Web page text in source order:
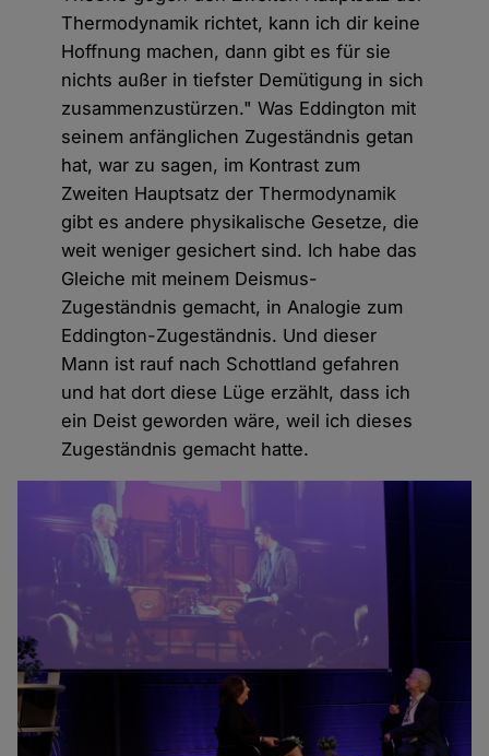
Thermodynamik richtet, kann ich dir keine
Hoffnung machen, dann gibt es für sie
nichts außer in tiefster Demütigung in sich
zusammenzustürzen." Was Eddington mit
seinem anfänglichen Zugeständnis getan
hat, war zu sagen, im Kontrast zum
Zweiten Hauptsatz der Thermodynamik
gibt es andere physikalische Gesetze, die
weit weniger gesichert sind. Ich habe das
Gleiche mit meinem Deismus-
Zugeständnis gemacht, in Analogie zum
Eddington-Zugeständnis. Und dieser
Mann ist rauf nach Schottland gefahren
und hat dort diese Lüge erzählt, dass ich
ein Deist geworden wäre, weil ich dieses
Zugeständnis gemacht hatte.